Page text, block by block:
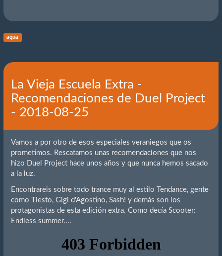
aqua
La Vieja Escuela Extra -
Recomendaciones de Duel Project
- 2018-08-25
Vamos a por otro de esos especiales veraniegos que os
prometimos. Rescatamos unas recomendaciones que nos
hizo Duel Project hace unos años y que nunca hemos sacado
a la luz.
Encontrareis sobre todo trance muy al estilo Tendance, gente
como Tiesto, Gigi d'Agostino, Sash! y demás son los
protagonistas de esta edición extra. Como decía Scooter:
Endless summer....